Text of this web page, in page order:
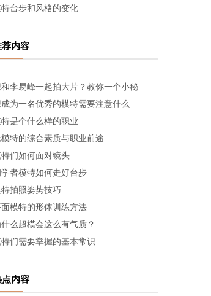
台步和风格的变化
荐内容
李易峰一起拍大片？教你一个小秘
为一名优秀的模特需要注意什么
是个什么样的职业
特的综合素质与职业前途
们如何面对镜头
者模特如何走好台步
拍照姿势技巧
模特的形体训练方法
什么超模会这么有气质？
们需要掌握的基本常识
点内容